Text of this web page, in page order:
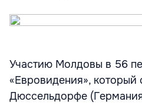
Участию Молдовы в 56
«Евровидения», который
Дюссельдорфе